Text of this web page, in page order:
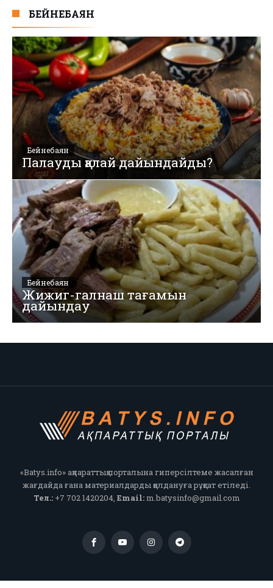
БЕЙНЕБАЯН
Бейнебаян
Палауды қалай дайындайды?
Бейнебаян
Жижиг-галнаш тағамын
дайындау
«Batys.info» ақпараттық порталына гиперсілтеме жасалған
жағдайда ғана материалдарды қолдануға рұқсат етіледі.
Тел.:+7 702 1420204, Email:m.batysinfo@gmail.com